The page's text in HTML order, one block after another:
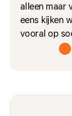
alleen maar
eens kijken
vooral op